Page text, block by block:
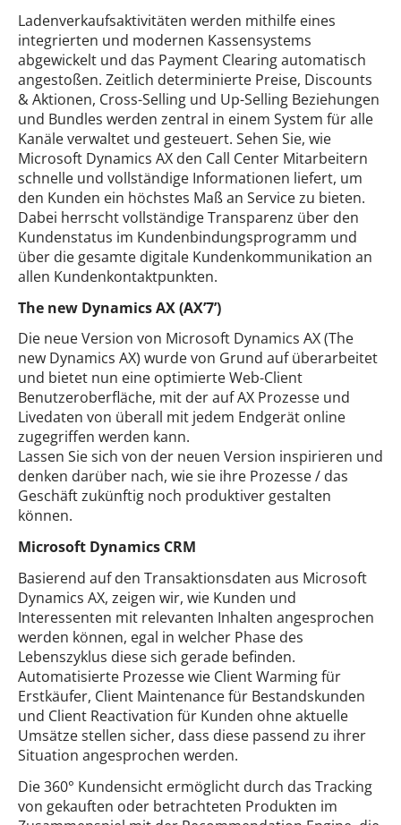
Ladenverkaufsaktivitäten werden mithilfe eines
integrierten und modernen Kassensystems
abgewickelt und das Payment Clearing automatisch
angestoßen. Zeitlich determinierte Preise, Discounts
& Aktionen, Cross-Selling und Up-Selling Beziehungen
und Bundles werden zentral in einem System für alle
Kanäle verwaltet und gesteuert. Sehen Sie, wie
Microsoft Dynamics AX den Call Center Mitarbeitern
schnelle und vollständige Informationen liefert, um
den Kunden ein höchstes Maß an Service zu bieten.
Dabei herrscht vollständige Transparenz über den
Kundenstatus im Kundenbindungsprogramm und
über die gesamte digitale Kundenkommunikation an
allen Kundenkontaktpunkten.
The new Dynamics AX (AX’7’)
Die neue Version von Microsoft Dynamics AX (The
new Dynamics AX) wurde von Grund auf überarbeitet
und bietet nun eine optimierte Web-Client
Benutzeroberfläche, mit der auf AX Prozesse und
Livedaten von überall mit jedem Endgerät online
zugegriffen werden kann.
Lassen Sie sich von der neuen Version inspirieren und
denken darüber nach, wie sie ihre Prozesse / das
Geschäft zukünftig noch produktiver gestalten
können.
Microsoft Dynamics CRM
Basierend auf den Transaktionsdaten aus Microsoft
Dynamics AX, zeigen wir, wie Kunden und
Interessenten mit relevanten Inhalten angesprochen
werden können, egal in welcher Phase des
Lebenszyklus diese sich gerade befinden.
Automatisierte Prozesse wie Client Warming für
Erstkäufer, Client Maintenance für Bestandskunden
und Client Reactivation für Kunden ohne aktuelle
Umsätze stellen sicher, dass diese passend zu ihrer
Situation angesprochen werden.
Die 360° Kundensicht ermöglicht durch das Tracking
von gekauften oder betrachteten Produkten im